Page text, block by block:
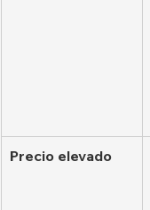
Precio elevado